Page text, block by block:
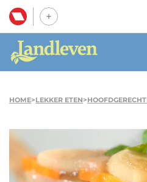
HOME>LEKKER ETEN>